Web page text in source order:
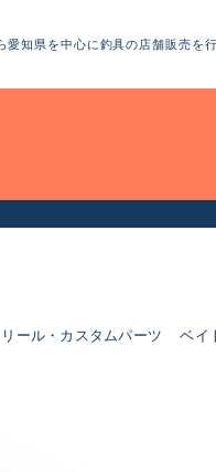
愛知県を中心に釣具の店舗販売を
リール・カスタムパーツ ベイ